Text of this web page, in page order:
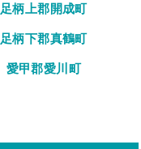
足柄上郡開成町
足柄下郡真鶴町
愛甲郡愛川町